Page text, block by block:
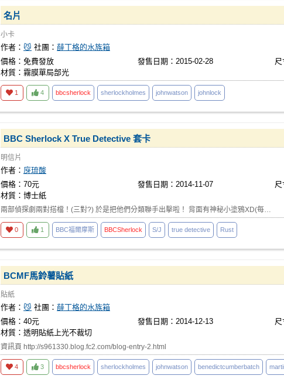
名片
小卡
作者： 😼 社團： 薛丁格的水族箱
價格：免費發放
發售日期：2015-02-28
材質：霧膜單局部光
1 4 bbcsherlock sherlockholmes johnwatson johnlock
BBC Sherlock X True Detective 套卡
明信片
作者： 庌琉酸
價格：70元
發售日期：2014-11-07
材質：博士紙
兩部偵探劇兩對搭檔！(三對?) 於是把他們分類聯手出擊啦！ 背面有神秘小塗鴉XD(每…
0 1 BBC福爾摩斯 BBCSherlock S/J true detective Rust
BCMF馬鈴薯貼紙
貼紙
作者： 😼 社團： 薛丁格的水族箱
價格：40元
發售日期：2014-12-13
材質：透明貼紙上光不裁切
資訊頁 http://s961330.blog.fc2.com/blog-entry-2.html
4 3 bbcsherlock sherlockholmes johnwatson benedictcumberbatch